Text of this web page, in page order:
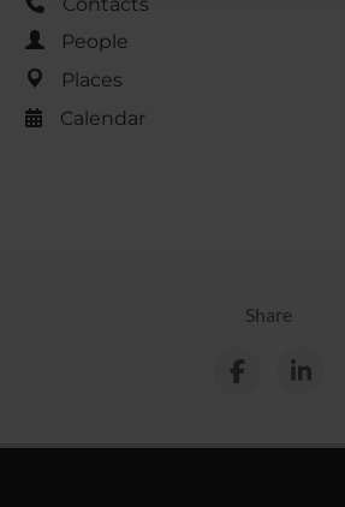
raccolto dal tuo utilizzo dei loro servizi.
People
Places
Calendar
Share